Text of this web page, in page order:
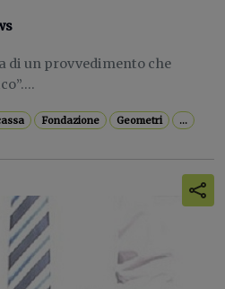
di un provvedimento che
Fondazione Geometri ...